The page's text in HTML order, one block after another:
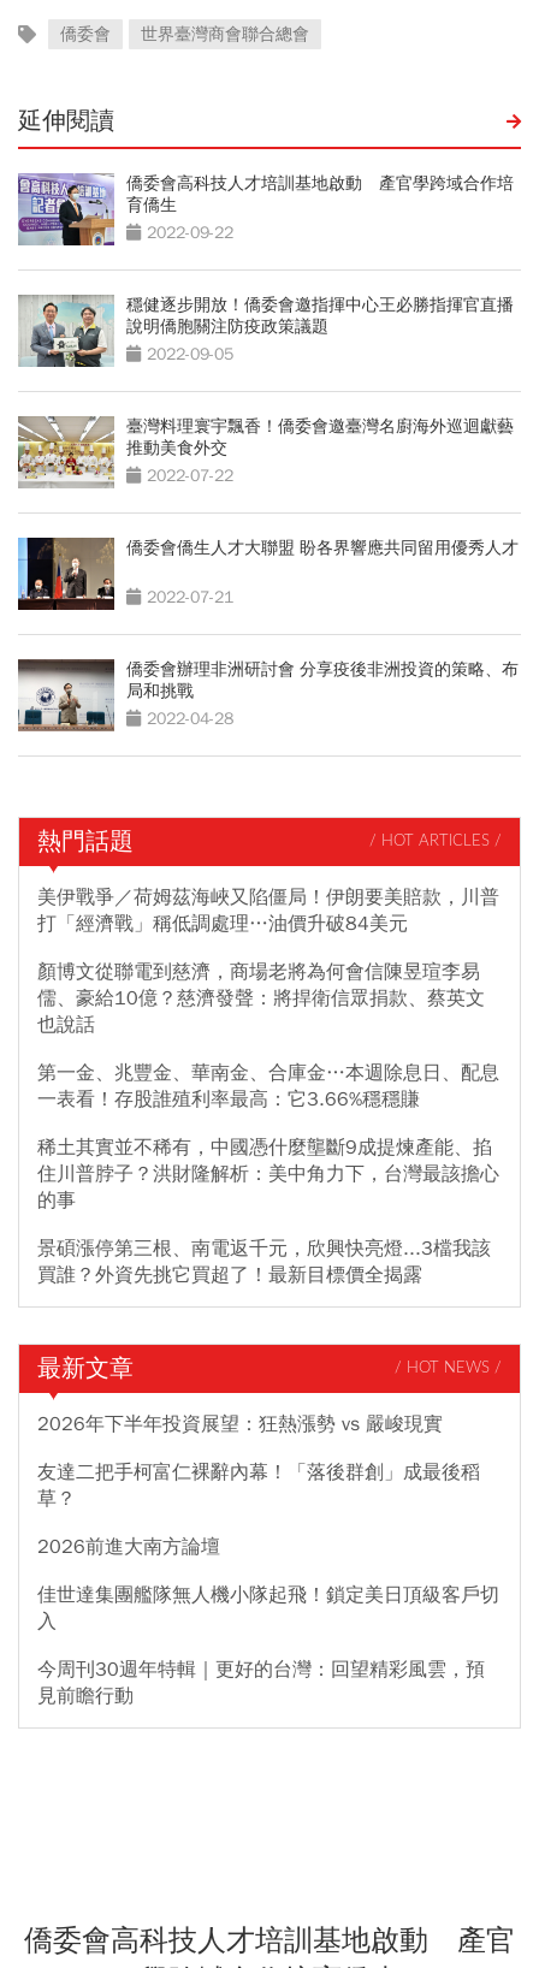
僑委會 世界臺灣商會聯合總會
延伸閱讀
僑委會高科技人才培訓基地啟動 產官學跨域合作培
育僑生
2022-09-22
穩健逐步開放！僑委會邀指揮中心王必勝指揮官直播
說明僑胞關注防疫政策議題
2022-09-05
臺灣料理寰宇飄香！僑委會邀臺灣名廚海外巡迴獻藝
推動美食外交
2022-07-22
僑委會僑生人才大聯盟 盼各界響應共同留用優秀人才
2022-07-21
僑委會辦理非洲研討會 分享疫後非洲投資的策略、布
局和挑戰
2022-04-28
熱門話題 / HOT ARTICLES /
美伊戰爭／荷姆茲海峽又陷僵局！伊朗要美賠款，川普
打「經濟戰」稱低調處理…油價升破84美元
顏博文從聯電到慈濟，商場老將為何會信陳昱瑄李易
儒、豪給10億？慈濟發聲：將捍衛信眾捐款、蔡英文
也說話
第一金、兆豐金、華南金、合庫金…本週除息日、配息
一表看！存股誰殖利率最高：它3.66%穩穩賺
稀土其實並不稀有，中國憑什麼壟斷9成提煉產能、掐
住川普脖子？洪財隆解析：美中角力下，台灣最該擔心
的事
景碩漲停第三根、南電返千元，欣興快亮燈...3檔我該
買誰？外資先挑它買超了！最新目標價全揭露
最新文章 / HOT NEWS /
2026年下半年投資展望：狂熱漲勢 vs 嚴峻現實
友達二把手柯富仁裸辭內幕！「落後群創」成最後稻
草？
2026前進大南方論壇
佳世達集團艦隊無人機小隊起飛！鎖定美日頂級客戶切
入
今周刊30週年特輯｜更好的台灣：回望精彩風雲，預
見前瞻行動
僑委會高科技人才培訓基地啟動 產官